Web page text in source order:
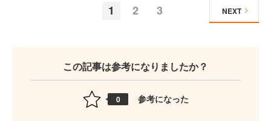
1 2 3 NEXT
この記事は参考になりましたか？
0 参考になった